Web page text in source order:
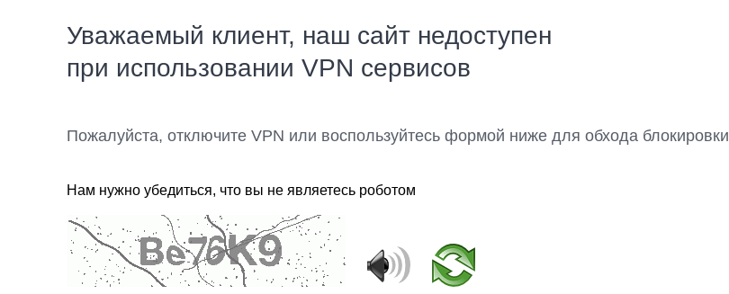
Уважаемый клиент, наш сайт недоступен
при использовании VPN сервисов
Пожалуйста, отключите VPN или воспользуйтесь формой ниже для обхода блокировки
Нам нужно убедиться, что вы не являетесь роботом